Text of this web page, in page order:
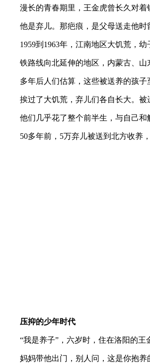
漫长的青春期里，王金虎曾长久对着
他是弃儿。那疤痕，是父母送走他时
1959到1963年，江南地区大饥荒，幼
铁路线向北延伸的地区，内蒙古、山
多年后人们估算，这些被送养的孩子至
挨过了大饥荒，弃儿们各自长大。被
他们几乎花了整个前半生，与自己和
50多年前，5万弃儿被送到北方收养，
压抑的少年时代
“我是养子”，六岁时，住在洛阳的王
妈妈带他出门，别人问，这是你抱养